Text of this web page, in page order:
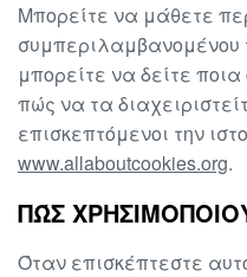
Μπορείτε να μάθετε
συμπεριλαμβανομένου
μπορείτε να δείτε ποια
πώς να τα
επισκεπτόμενοι την
www.allaboutcookies.org.
ΠΏΣ
Όταν επισκέπτεστε